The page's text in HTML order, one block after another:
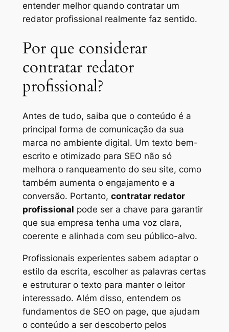
entender melhor quando contratar um
redator profissional realmente faz sentido.
Por que considerar
contratar redator
profissional?
Antes de tudo, saiba que o conteúdo é a
principal forma de comunicação da sua
marca no ambiente digital. Um texto bem-
escrito e otimizado para SEO não só
melhora o ranqueamento do seu site, como
também aumenta o engajamento e a
conversão. Portanto, contratar redator
profissional pode ser a chave para garantir
que sua empresa tenha uma voz clara,
coerente e alinhada com seu público-alvo.
Profissionais experientes sabem adaptar o
estilo da escrita, escolher as palavras certas
e estruturar o texto para manter o leitor
interessado. Além disso, entendem os
fundamentos de SEO on page, que ajudam
o conteúdo a ser descoberto pelos